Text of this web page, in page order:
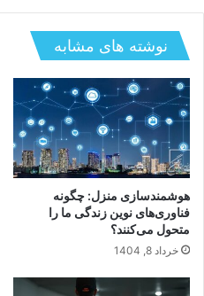
نوشته های مشابه
هوشمندسازی منزل: چگونه
فناوری‌های نوین زندگی ما را
متحول می‌کنند؟
خرداد 8, 1404